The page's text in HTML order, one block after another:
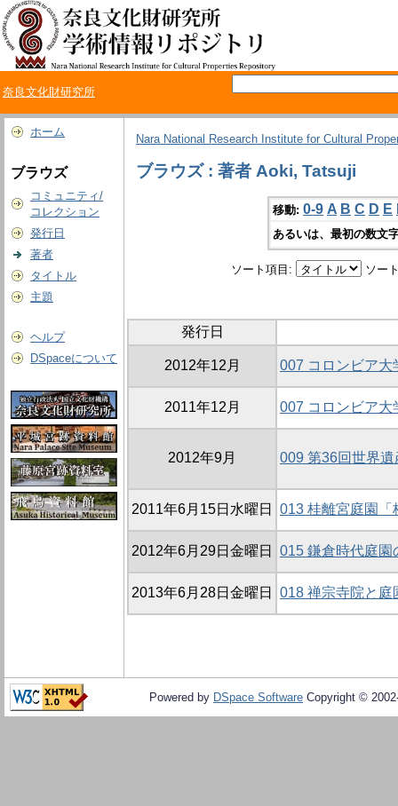
奈良文化財研究所
ホーム
ブラウズ
コミュニティ/
コレクション
発行日
著者
タイトル
主題
ヘルプ
DSpaceについて
Nara National Research Institute for Cultural
ブラウズ : 著者 Aoki, Tatsuji
移動: 0-9 A B C D E
あるいは、最初の数文
ソート項目: ソー
発行日
2012年12月 007 コロンビア大
2011年12月 007 コロンビア大
2012年9月 009 第36回世界
2011年6月15日水曜日 013 桂離宮庭園「
2012年6月29日金曜日 015 鎌倉時代庭園
2013年6月28日金曜日 018 禅宗寺院と庭
Powered by DSpace Software Copyright ©